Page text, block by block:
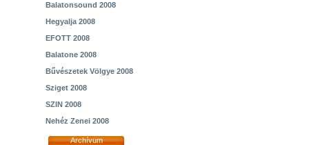
Balatonsound 2008
Hegyalja 2008
EFOTT 2008
Balatone 2008
Bűvészetek Völgye 2008
Sziget 2008
SZIN 2008
Nehéz Zenei 2008
Archívum